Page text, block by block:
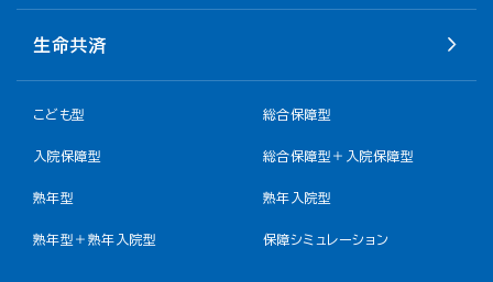
生命共済
こども型 総合保障型
入院保障型 総合保障型＋入院保障型
熟年型 熟年入院型
熟年型＋熟年入院型 保障シミュレーション